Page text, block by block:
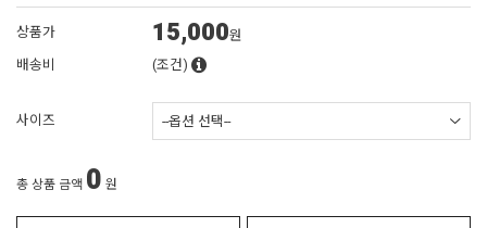
상품가 15,000원
배송비
(조건)
사이즈
총 상품 금액 0 원